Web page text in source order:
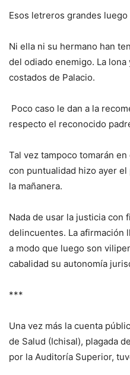
Esos letreros grandes
Ni ella ni su hermano han
del odiado enemigo. La
costados de Palacio.
Poco caso le dan a la
respecto el reconocido
Tal vez tampoco tomarán
con puntualidad hizo ayer
la mañanera.
Nada de usar la justicia con
delincuentes. La afirmación
a modo que luego son
cabalidad su autonomía
***
Una vez más la cuenta
de Salud (Ichisal), plagada
por la Auditoría Superior,